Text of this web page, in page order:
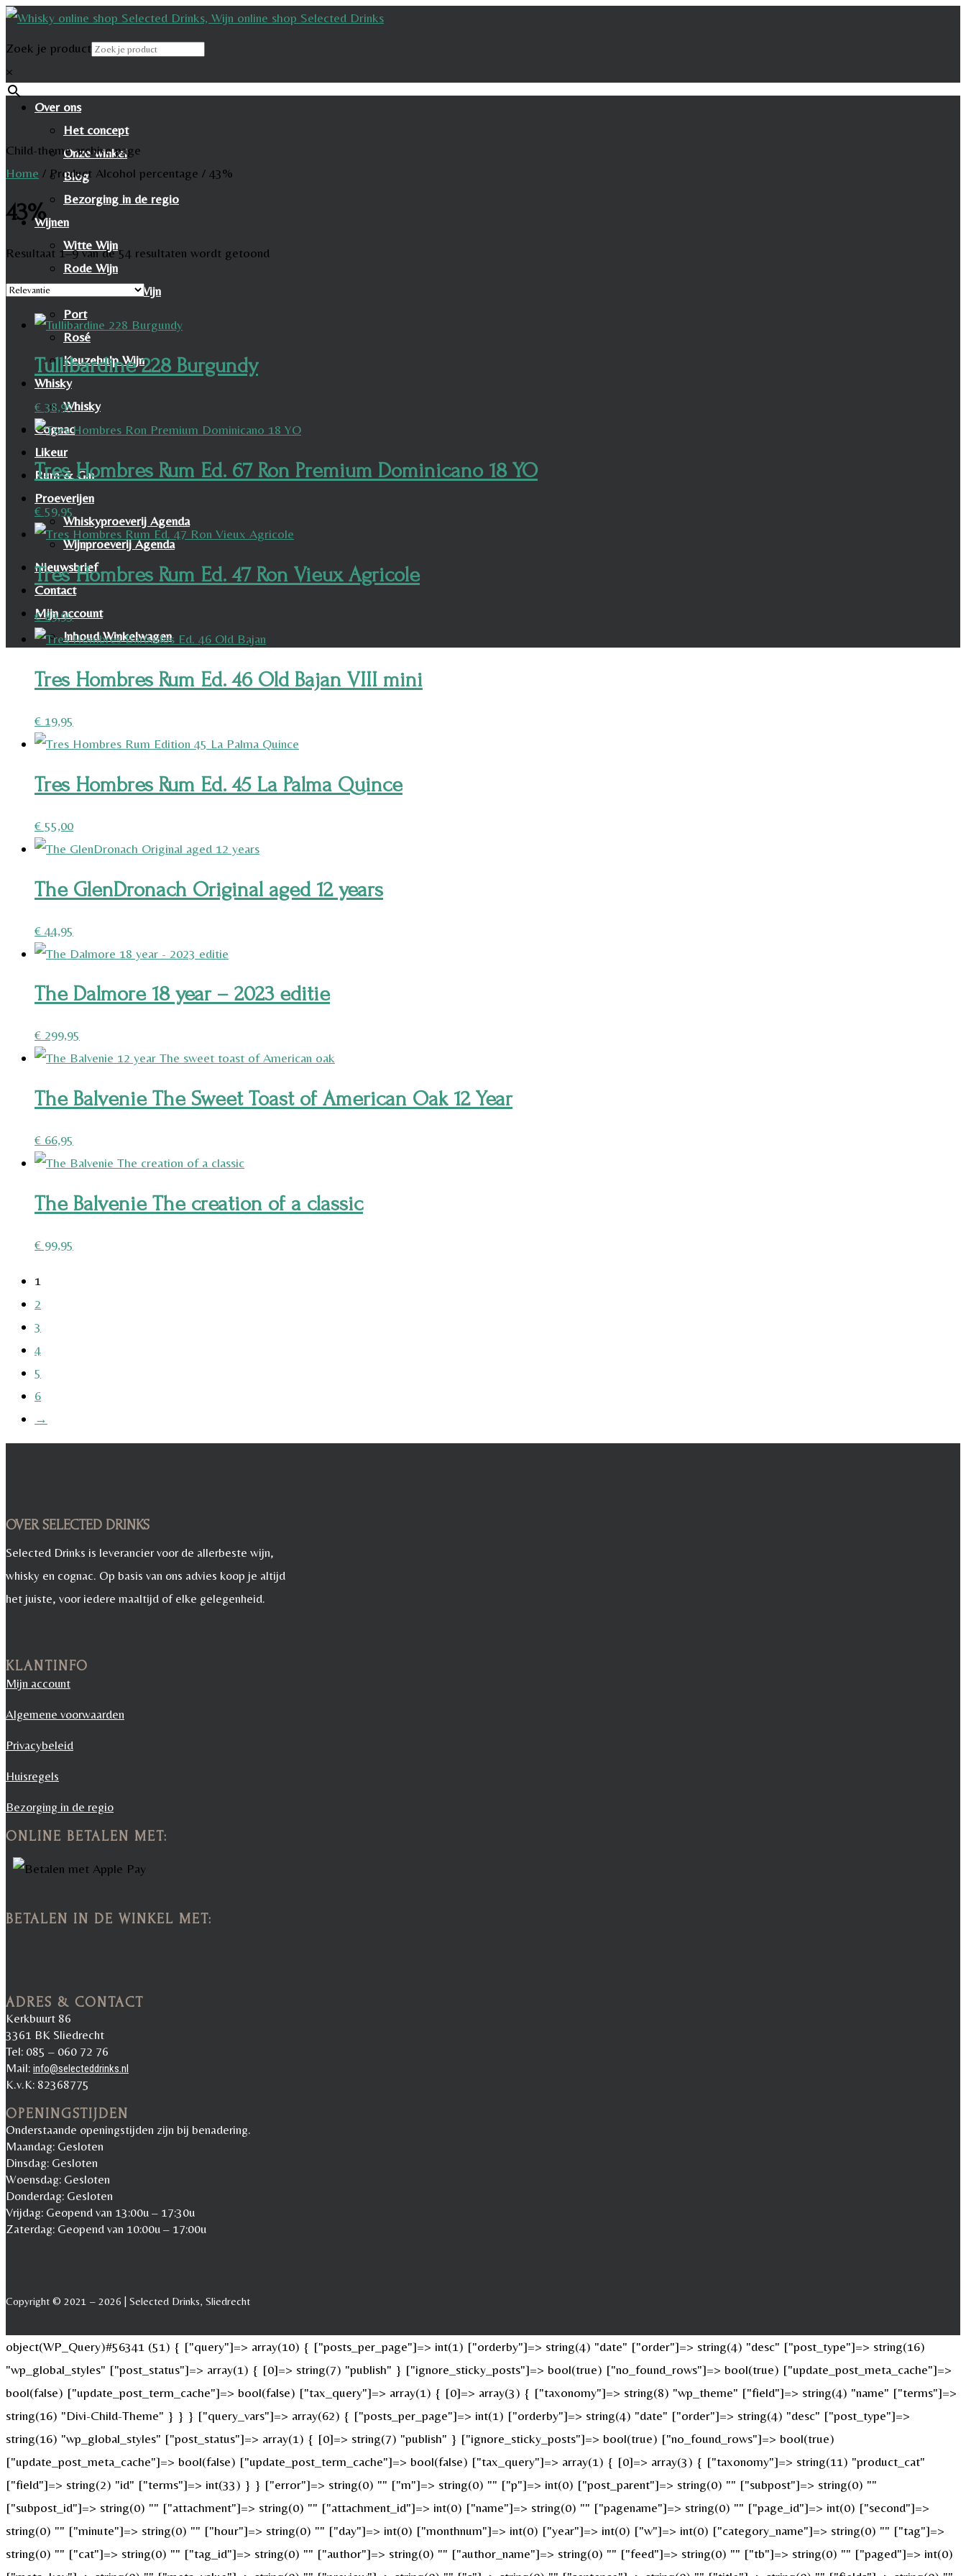
Zoek je product
×
Over ons
Het concept
Onze winkel
Blog
Bezorging in de regio
Wijnen
Witte Wijn
Rode Wijn
Mousserende Wijn
Port
Rosé
Keuzehulp Wijn
Whisky
Whisky
Cognac
Likeur
Rum & Gin
Proeverijen
Whiskyproeverij Agenda
Wijnproeverij Agenda
Nieuwsbrief
Contact
Mijn account
Inhoud Winkelwagen
Child-theme archive page
Home / Product Alcohol percentage / 43%
43%
Resultaat 1–9 van de 54 resultaten wordt getoond
Tullibardine 228 Burgundy
€ 38,95
Tres Hombres Rum Ed. 67 Ron Premium Dominicano 18 YO
€ 59,95
Tres Hombres Rum Ed. 47 Ron Vieux Agricole
€89,95
Tres Hombres Rum Ed. 46 Old Bajan VIII mini
€ 19,95
Tres Hombres Rum Ed. 45 La Palma Quince
€ 55,00
The GlenDronach Original aged 12 years
€ 44,95
The Dalmore 18 year – 2023 editie
€ 299,95
The Balvenie The Sweet Toast of American Oak 12 Year
€ 66,95
The Balvenie The creation of a classic
€ 99,95
1
2
3
4
5
6
→
OVER SELECTED DRINKS
Selected Drinks is leverancier voor de allerbeste wijn,
whisky en cognac. Op basis van ons advies koop je altijd
het juiste, voor iedere maaltijd of elke gelegenheid.
KLANTINFO
Mijn account
Algemene voorwaarden
Privacybeleid
Huisregels
Bezorging in de regio
ONLINE BETALEN MET:
BETALEN IN DE WINKEL MET:
ADRES & CONTACT
Kerkbuurt 86
3361 BK Sliedrecht
Tel: 085 – 060 72 76
Mail: info@selecteddrinks.nl
K.v.K: 82368775
OPENINGSTIJDEN
Onderstaande openingstijden zijn bij benadering.
Maandag: Gesloten
Dinsdag: Gesloten
Woensdag: Gesloten
Donderdag: Gesloten
Vrijdag: Geopend van 13:00u – 17:30u
Zaterdag: Geopend van 10:00u – 17:00u
Copyright © 2021 – 2026 | Selected Drinks, Sliedrecht
object(WP_Query)#56341 (51) { ["query"]=> array(10) { ["posts_per_page"]=> int(1) ["orderby"]=> string(4) "date" ["order"]=> string(4) "desc" ["post_type"]=> string(16)
"wp_global_styles" ["post_status"]=> array(1) { [0]=> string(7) "publish" } ["ignore_sticky_posts"]=> bool(true) ["no_found_rows"]=> bool(true) ["update_post_meta_cache"]=>
bool(false) ["update_post_term_cache"]=> bool(false) ["tax_query"]=> array(1) { [0]=> array(3) { ["taxonomy"]=> string(8) "wp_theme" ["field"]=> string(4) "name" ["terms"]=>
string(16) "Divi-Child-Theme" } } } ["query_vars"]=> array(62) { ["posts_per_page"]=> int(1) ["orderby"]=> string(4) "date" ["order"]=> string(4) "desc" ["post_type"]=>
string(16) "wp_global_styles" ["post_status"]=> array(1) { [0]=> string(7) "publish" } ["ignore_sticky_posts"]=> bool(true) ["no_found_rows"]=> bool(true)
["update_post_meta_cache"]=> bool(false) ["update_post_term_cache"]=> bool(false) ["tax_query"]=> array(1) { [0]=> array(3) { ["taxonomy"]=> string(11) "product_cat"
["field"]=> string(2) "id" ["terms"]=> int(33) } } ["error"]=> string(0) "" ["m"]=> string(0) "" ["p"]=> int(0) ["post_parent"]=> string(0) "" ["subpost"]=> string(0) ""
["subpost_id"]=> string(0) "" ["attachment"]=> string(0) "" ["attachment_id"]=> int(0) ["name"]=> string(0) "" ["pagename"]=> string(0) "" ["page_id"]=> int(0) ["second"]=>
string(0) "" ["minute"]=> string(0) "" ["hour"]=> string(0) "" ["day"]=> int(0) ["monthnum"]=> int(0) ["year"]=> int(0) ["w"]=> int(0) ["category_name"]=> string(0) "" ["tag"]=>
string(0) "" ["cat"]=> string(0) "" ["tag_id"]=> string(0) "" ["author"]=> string(0) "" ["author_name"]=> string(0) "" ["feed"]=> string(0) "" ["tb"]=> string(0) "" ["paged"]=> int(0)